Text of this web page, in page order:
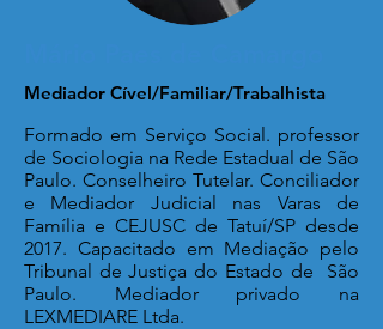
Mediador Cível/Familiar/Trabalhista
Formado em Serviço Social. professor
de Sociologia na Rede Estadual de São
Paulo. Conselheiro Tutelar. Conciliador
e Mediador Judicial nas Varas de
Família e CEJUSC de Tatuí/SP desde
2017. Capacitado em Mediação pelo
Tribunal de Justiça do Estado de São
Paulo. Mediador privado na
LEXMEDIARE Ltda.